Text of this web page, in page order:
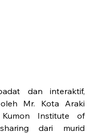
dan interaktif,
Mr. Kota Araki
Institute of
dari murid